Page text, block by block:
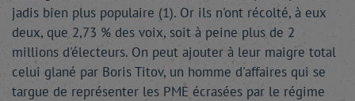
jadis bien plus populaire (1). Or ils n'ont récolté, à eux
deux, que 2,73 % des voix, soit à peine plus de 2
millions d'électeurs. On peut ajouter à leur maigre total
celui glané par Boris Titov, un homme d'affaires qui se
targue de représenter les PME écrasées par le régime